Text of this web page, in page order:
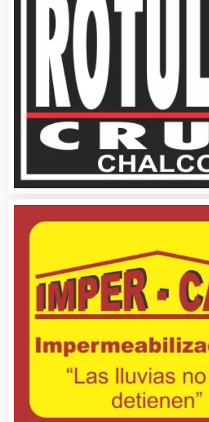
Artículos Publicitarios
Aseguradoras
Asesores Técnicos
Asesoría Fiscal
Asociaciones Civiles
Asociaciones Empresariales
Audio, Sonido e Iluminación